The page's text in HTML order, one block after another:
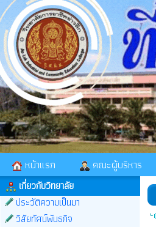
หน้าแรก คณะผู้บริหาร
เกี่ยวกับวิทยาลัย
ประวัติความเป็นมา
วิสัยทัศน์พันธกิจ